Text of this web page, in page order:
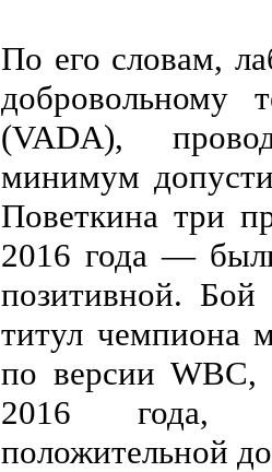
По его словам,
добровольному
(VADA),
минимум
Поветкина три
2016 года —
позитивной.
титул чемпиона
по версии WBC,
2016 года,
положительной